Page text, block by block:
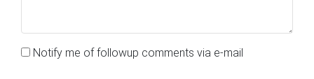
Notify me of followup comments via e-mail